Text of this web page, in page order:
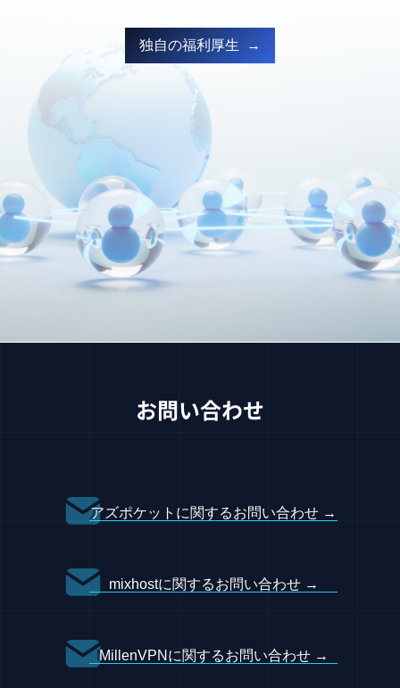
独自の福利厚生
お問い合わせ
アズポケットに関するお問い合わせ
mixhostに関するお問い合わせ
MillenVPNに関するお問い合わせ